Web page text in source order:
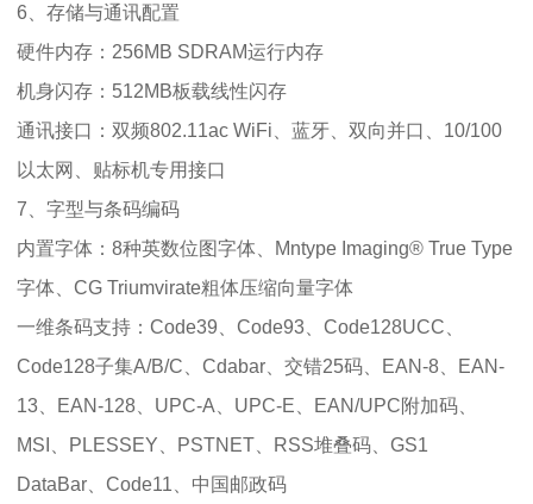
6、存储与通讯配置
硬件内存：256MB SDRAM运行内存
机身闪存：512MB板载线性闪存
通讯接口：双频802.11ac WiFi、蓝牙、双向并口、10/100
以太网、贴标机专用接口
7、字型与条码编码
内置字体：8种英数位图字体、Mntype Imaging® True Type
字体、CG Triumvirate粗体压缩向量字体
一维条码支持：Code39、Code93、Code128UCC、
Code128子集A/B/C、Cdabar、交错25码、EAN-8、EAN-
13、EAN-128、UPC-A、UPC-E、EAN/UPC附加码、
MSI、PLESSEY、PSTNET、RSS堆叠码、GS1
DataBar、Code11、中国邮政码